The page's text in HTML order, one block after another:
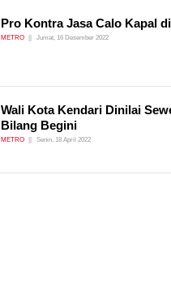
Pro Kontra Jasa Calo Kapal
METRO Jumat, 16 Desember 2022
Wali Kota Kendari Dinilai
Bilang Begini
METRO Senin, 18 April 2022